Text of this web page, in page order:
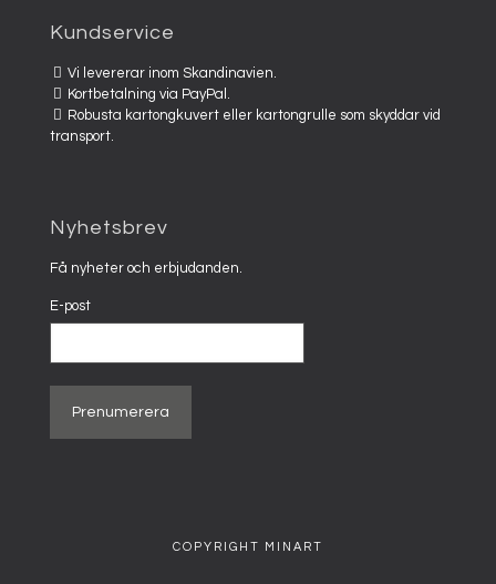
Kundservice
Vi levererar inom Skandinavien.
Kortbetalning via PayPal.
Robusta kartongkuvert eller kartongrulle som skyddar vid
transport.
Nyhetsbrev
Få nyheter och erbjudanden.
E-post
COPYRIGHT MINART